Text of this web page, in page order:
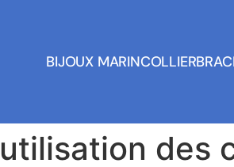
BIJOUX MARINCOLLIER
utilisation des